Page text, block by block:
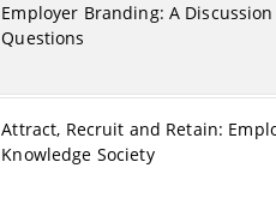
Employer Branding: A
Questions
Attract, Recruit and Retain:
Knowledge Society